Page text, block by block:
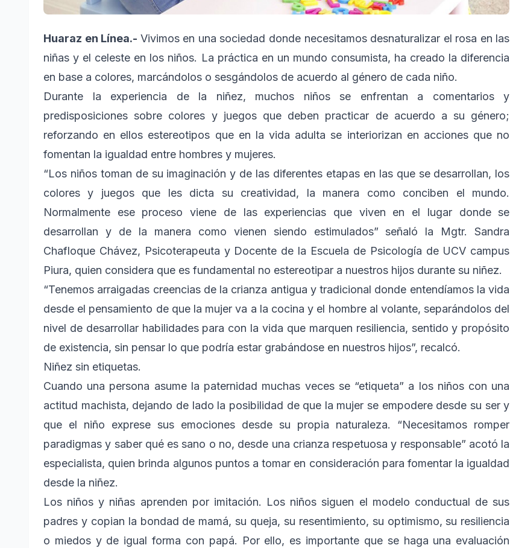
Huaraz en Línea.- Vivimos en una sociedad donde necesitamos desnaturalizar el rosa en las
niñas y el celeste en los niños. La práctica en un mundo consumista, ha creado la diferencia
en base a colores, marcándolos o sesgándolos de acuerdo al género de cada niño.
Durante la experiencia de la niñez, muchos niños se enfrentan a comentarios y
predisposiciones sobre colores y juegos que deben practicar de acuerdo a su género;
reforzando en ellos estereotipos que en la vida adulta se interiorizan en acciones que no
fomentan la igualdad entre hombres y mujeres.
“Los niños toman de su imaginación y de las diferentes etapas en las que se desarrollan, los
colores y juegos que les dicta su creatividad, la manera como conciben el mundo.
Normalmente ese proceso viene de las experiencias que viven en el lugar donde se
desarrollan y de la manera como vienen siendo estimulados” señaló la Mgtr. Sandra
Chafloque Chávez, Psicoterapeuta y Docente de la Escuela de Psicología de UCV campus
Piura, quien considera que es fundamental no estereotipar a nuestros hijos durante su niñez.
“Tenemos arraigadas creencias de la crianza antigua y tradicional donde entendíamos la vida
desde el pensamiento de que la mujer va a la cocina y el hombre al volante, separándolos del
nivel de desarrollar habilidades para con la vida que marquen resiliencia, sentido y propósito
de existencia, sin pensar lo que podría estar grabándose en nuestros hijos”, recalcó.
Niñez sin etiquetas.
Cuando una persona asume la paternidad muchas veces se “etiqueta” a los niños con una
actitud machista, dejando de lado la posibilidad de que la mujer se empodere desde su ser y
que el niño exprese sus emociones desde su propia naturaleza. “Necesitamos romper
paradigmas y saber qué es sano o no, desde una crianza respetuosa y responsable” acotó la
especialista, quien brinda algunos puntos a tomar en consideración para fomentar la igualdad
desde la niñez.
Los niños y niñas aprenden por imitación. Los niños siguen el modelo conductual de sus
padres y copian la bondad de mamá, su queja, su resentimiento, su optimismo, su resiliencia
o miedos y de igual forma con papá. Por ello, es importante que se haga una evaluación